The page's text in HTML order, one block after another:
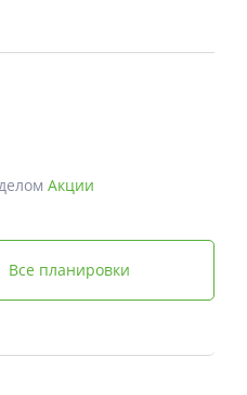
Акции
Все планировки